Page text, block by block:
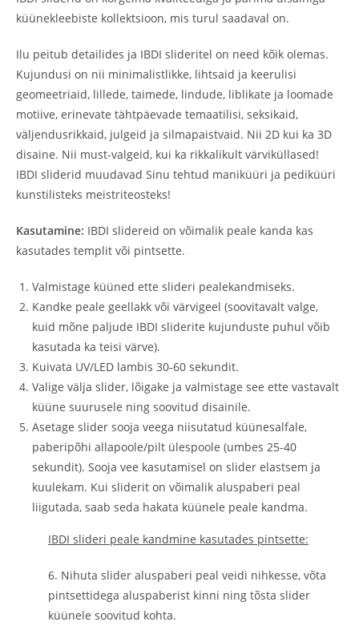
küünekleebiste kollektsioon, mis turul saadaval on.
Ilu peitub detailides ja IBDI slideritel on need kõik olemas.
Kujundusi on nii minimalistlikke, lihtsaid ja keerulisi
geomeetriaid, lillede, taimede, lindude, liblikate ja loomade
motiive, erinevate tähtpäevade temaatilisi, seksikaid,
väljendusrikkaid, julgeid ja silmapaistvaid. Nii 2D kui ka 3D
disaine. Nii must-valgeid, kui ka rikkalikult värviküllased!
IBDI sliderid muudavad Sinu tehtud maniküüri ja pediküüri
kunstilisteks meistriteosteks!
Kasutamine: IBDI slidereid on võimalik peale kanda kas
kasutades templit või pintsette.
Valmistage küüned ette slideri pealekandmiseks.
Kandke peale geellakk või värvigeel (soovitavalt valge,
kuid mõne paljude IBDI sliderite kujunduste puhul võib
kasutada ka teisi värve).
Kuivata UV/LED lambis 30-60 sekundit.
Valige välja slider, lõigake ja valmistage see ette vastavalt
küüne suurusele ning soovitud disainile.
Asetage slider sooja veega niisutatud küünesalfale,
paberipõhi allapoole/pilt ülespoole (umbes 25-40
sekundit). Sooja vee kasutamisel on slider elastsem ja
kuulekam. Kui sliderit on võimalik aluspaberi peal
liigutada, saab seda hakata küünele peale kandma.
IBDI slideri peale kandmine kasutades pintsette:
6. Nihuta slider aluspaberi peal veidi nihkesse, võta
pintsettidega aluspaberist kinni ning tõsta slider
küünele soovitud kohta.